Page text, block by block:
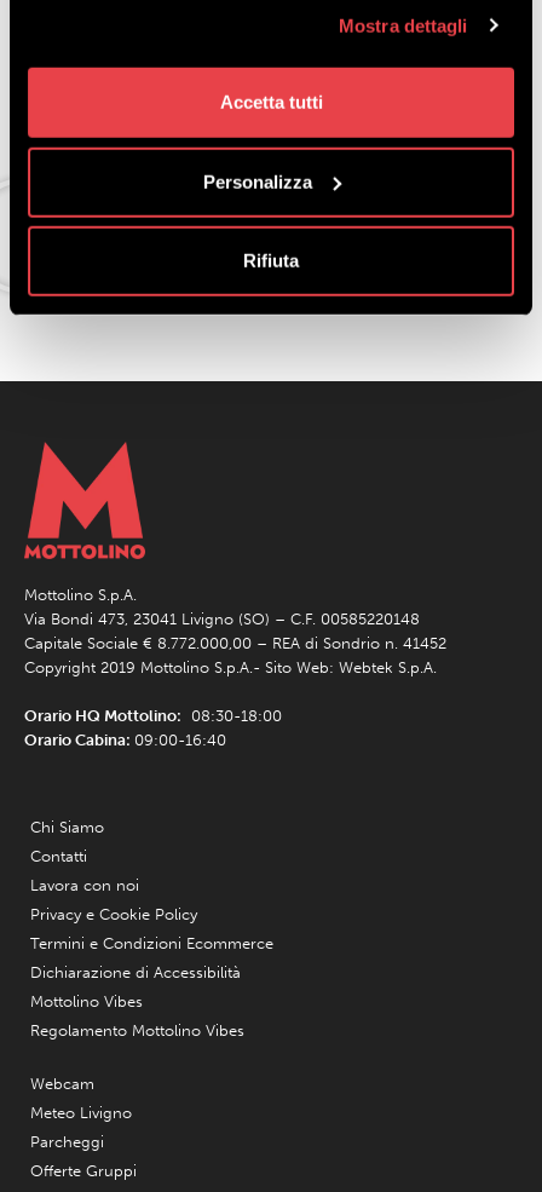
Mostra dettagli
Accetta tutti
Personalizza
Rifiuta
nostro amministratore delegato Marco Rocca ha
risposto a queste e molte altre domande,
Se non hai assistito al live, puoi riguardarlo su
questa pagina!
Mottolino S.p.A.
Via Bondi 473, 23041 Livigno (SO) – C.F. 00585220148
Capitale Sociale € 8.772.000,00 – REA di Sondrio n. 41452
Copyright 2019 Mottolino S.p.A.- Sito Web: Webtek S.p.A.
Orario HQ Mottolino: 08:30-18:00
Orario Cabina: 09:00-16:40
Chi Siamo
Contatti
Lavora con noi
Privacy e Cookie Policy
Termini e Condizioni Ecommerce
Dichiarazione di Accessibilità
Mottolino Vibes
Regolamento Mottolino Vibes
Webcam
Meteo Livigno
Parcheggi
Offerte Gruppi